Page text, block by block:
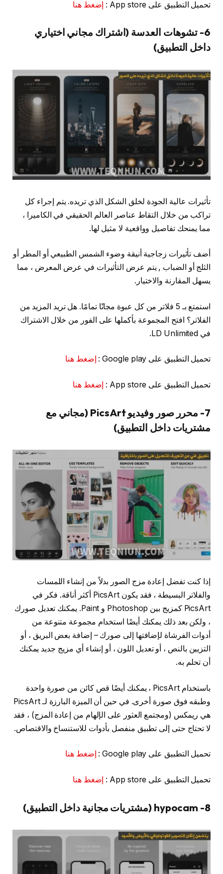
تحميل التطبيق على App store : إضغط هنا
6- تشوهات العدسة (اشتراك مجاني اختياري
داخل التطبيق)
تأثيرات عالية الجودة لخلق الشكل الذي تريده. يتم إجراء كل
تراكب من خلال التقاط عناصر العالم الحقيقي في الكاميرا ،
مما يمنحك تفاصيل وواقعية لا مثيل لها.
أضف تأثيرات زجاجية أنيقة وضوء الشمس الطبيعي أو المطر أو
الثلج أو الضباب , يتم عرض التأثيرات في عرض المعرض ، مما
يسهل المقارنة والاختيار.
استمتع بـ 5 فلاتر من كل عبوة مجانًا تمامًا. هل تريد المزيد من
الفلاتر؟ افتح المجموعة بأكملها على الفور من خلال الاشتراك
في LD Unlimited.
تحميل التطبيق على Google play : إضغط هنا
تحميل التطبيق على App store : إضغط هنا
7- محرر صور وفيديو PicsArt (مجاني مع
مشتريات داخل التطبيق)
إذا كنت تفضل إعادة مزج الصور بدلاً من إنشاء اللمسات
والفلاتر البسيطة ، فقد يكون PicsArt أكثر أناقة. فكر في
PicsArt كمزيج بين Photoshop و Paint. يمكنك تعديل صورك
، ولكن بعد ذلك يمكنك أيضًا استخدام مجموعة متنوعة من
أدوات الفرشاة لإضافتها إلى صورك – إضافة بعض البريق ، أو
التزيين بالنص ، أو تعديل اللون ، أو إنشاء أي مزيج جديد يمكنك
أن تحلم به.
باستخدام PicsArt ، يمكنك أيضًا قص كائن من صورة واحدة
وطبقه فوق صورة أخرى. في حين أن الميزة البارزة لـ PicsArt
هي ريمكس (ومجتمع العثور على الإلهام من إعادة المزج) ، فقد
لا تحتاج حتى إلى تطبيق منفصل بأدوات للاستنساخ والاقتصاص.
تحميل التطبيق على Google play : إضغط هنا
تحميل التطبيق على App store : إضغط هنا
8- hypocam (مشتريات مجانية داخل التطبيق)